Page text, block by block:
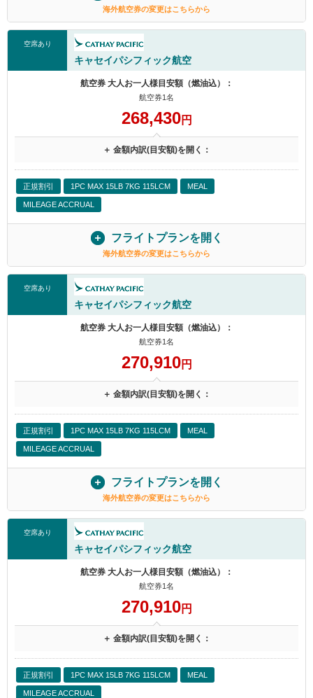
海外航空券の変更はこちらから
空席あり
キャセイパシフィック航空
航空券 大人お一人様目安額（燃油込）：
航空券1名
268,430円
＋ 金額内訳(目安額)を開く：
正規割引 1PC MAX 15LB 7KG 115LCM MEAL
MILEAGE ACCRUAL
フライトプランを開く
海外航空券の変更はこちらから
空席あり
キャセイパシフィック航空
航空券 大人お一人様目安額（燃油込）：
航空券1名
270,910円
＋ 金額内訳(目安額)を開く：
正規割引 1PC MAX 15LB 7KG 115LCM MEAL
MILEAGE ACCRUAL
フライトプランを開く
海外航空券の変更はこちらから
空席あり
キャセイパシフィック航空
航空券 大人お一人様目安額（燃油込）：
航空券1名
270,910円
＋ 金額内訳(目安額)を開く：
正規割引 1PC MAX 15LB 7KG 115LCM MEAL
MILEAGE ACCRUAL